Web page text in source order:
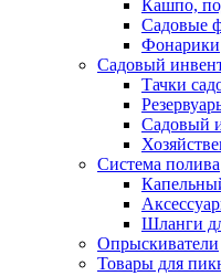
Кашпо,
Садовые
Фонарики
Садовый
Тачки
Садовый
Система полива
Шланги
Опрыскиватели
Товары для